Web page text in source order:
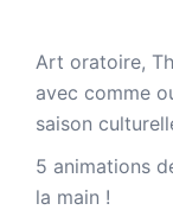
Art oratoire,
avec comme
saison
5 animations
la main !